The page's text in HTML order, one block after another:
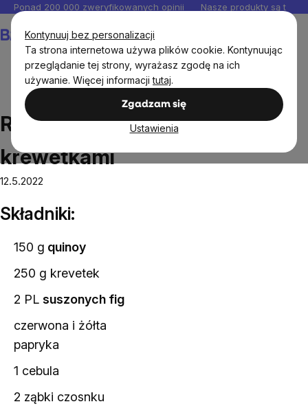
Kontynuuj bez personalizacji
Ta strona internetowa używa plików cookie. Kontynuując
przeglądanie tej strony, wyrażasz zgodę na ich
używanie. Więcej informacjitutaj.
Zgadzam się
Ustawienia
Przejść
do
treści
Ponad 200 000 zweryfikowanych opinii Nasze produkty są
Risotto z komosy ryżowej z krewetkami
Risotto z komosy ryżowej z
krewetkami
12.5.2022
Składniki:
150 g quinoy
250 g krevetek
2 PL suszonych fig
czerwona i żółta
papryka
1 cebula
2 ząbki czosnku